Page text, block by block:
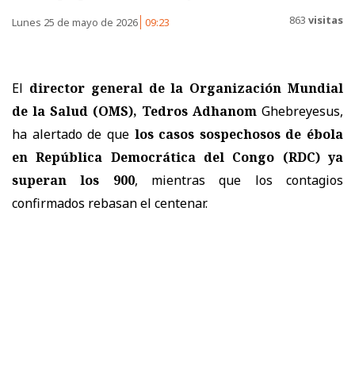
Lunes 25 de mayo de 2026 09:23 863 visitas
El director general de la Organización Mundial
de la Salud (OMS), Tedros Adhanom Ghebreyesus,
ha alertado de que los casos sospechosos de ébola
en República Democrática del Congo (RDC) ya
superan los 900, mientras que los contagios
confirmados rebasan el centenar.